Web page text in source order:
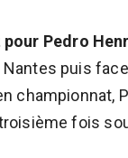
Pedro
puis
championnat,
fois